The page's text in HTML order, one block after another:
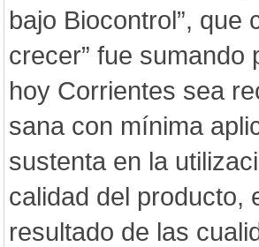
bajo Biocontrol”, que
crecer” fue
hoy Corrientes sea
sana con mínima
sustenta en la
calidad del producto,
resultado de las